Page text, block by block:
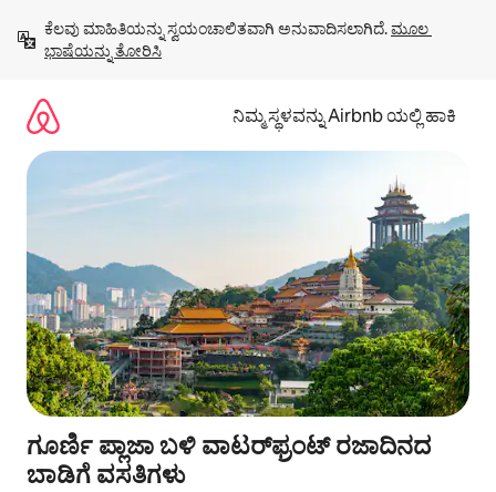
ಹೋಗಿ
ಕೆಲವು ಮಾಹಿತಿಯನ್ನು ಸ್ವಯಂಚಾಲಿತವಾಗಿ ಅನುವಾದಿಸಲಾಗಿದೆ. ಮೂಲ
ಭಾಷೆಯನ್ನು ತೋರಿಸಿ
ನಿಮ್ಮ ಸ್ಥಳವನ್ನು Airbnb ಯಲ್ಲಿ ಹಾಕಿ
ಗೂರ್ಣಿ ಪ್ಲಾಜಾ ಬಳಿ ವಾಟರ್‌ಫ್ರಂಟ್ ರಜಾದಿನದ
ಬಾಡಿಗೆ ವಸತಿಗಳು